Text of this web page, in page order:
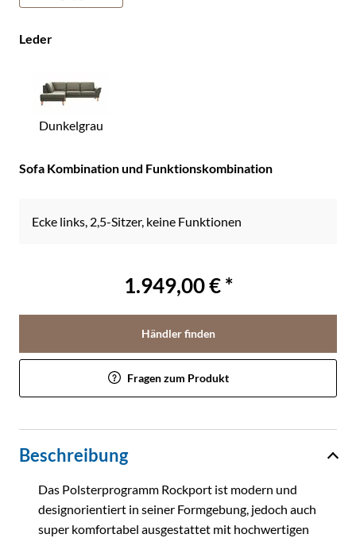
Leder
Dunkelgrau
Sofa Kombination und Funktionskombination
Ecke links, 2,5-Sitzer, keine Funktionen
1.949,00 € *
Händler finden
Fragen zum Produkt
Beschreibung
Das Polsterprogramm Rockport ist modern und
designorientiert in seiner Formgebung, jedoch auch
super komfortabel ausgestattet mit hochwertigen